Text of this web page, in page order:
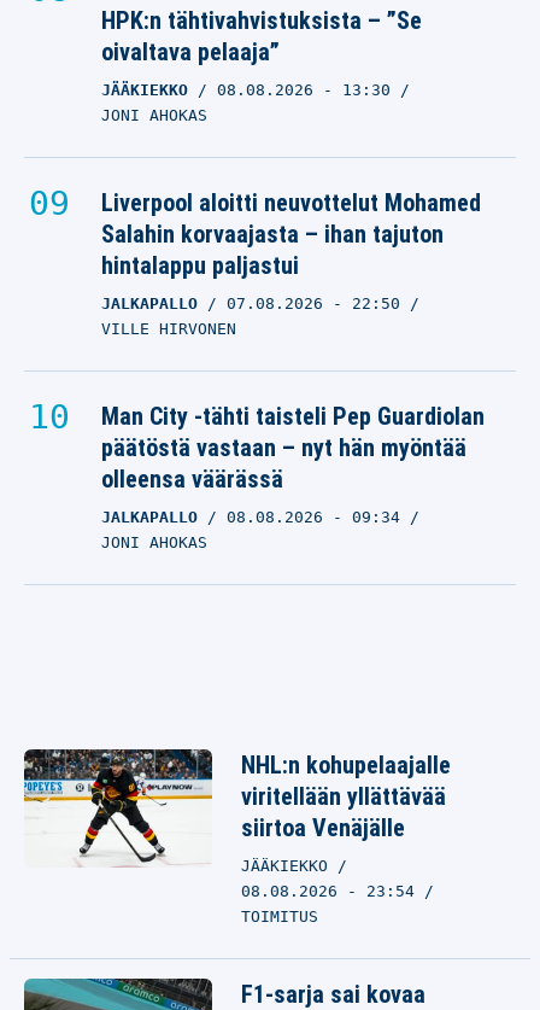
HPK:n tähtivahvistuksista – ”Se
oivaltava pelaaja”
JÄÄKIEKKO 08.08.2026 - 13:30
JONI AHOKAS
Liverpool aloitti neuvottelut Mohamed
Salahin korvaajasta – ihan tajuton
hintalappu paljastui
JALKAPALLO 07.08.2026 - 22:50
VILLE HIRVONEN
Man City -tähti taisteli Pep Guardiolan
päätöstä vastaan – nyt hän myöntää
olleensa väärässä
JALKAPALLO 08.08.2026 - 09:34
JONI AHOKAS
NHL:n kohupelaajalle
viritellään yllättävää
siirtoa Venäjälle
JÄÄKIEKKO
08.08.2026 - 23:54
TOIMITUS
F1-sarja sai kovaa